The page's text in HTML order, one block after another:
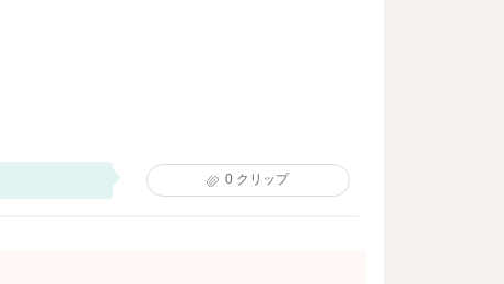
0 クリップ